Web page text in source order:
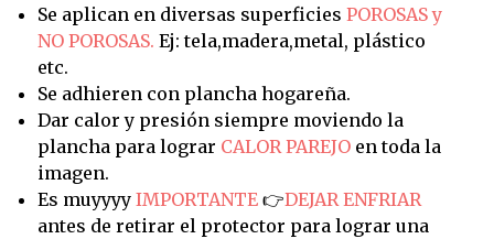
Se aplican en diversas superficies POROSAS y
NO POROSAS. Ej: tela,madera,metal, plástico
etc.
Se adhieren con plancha hogareña.
Dar calor y presión siempre moviendo la
plancha para lograr CALOR PAREJOen toda la
imagen.
Es muyyyy IMPORTANTE👉DEJAR ENFRIAR
antes de retirar el protector para lograr una